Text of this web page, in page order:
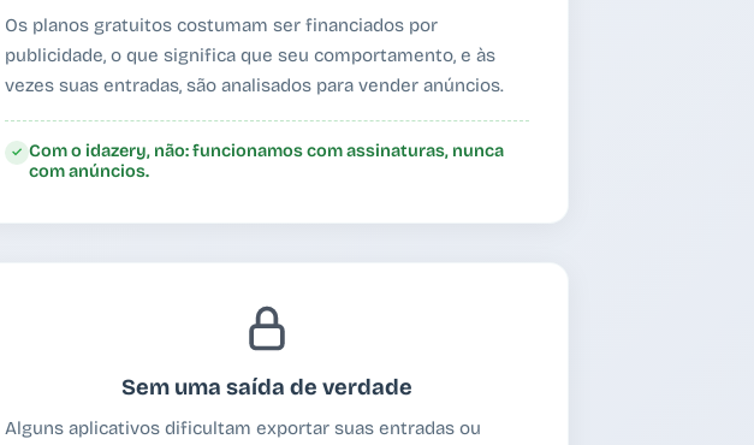
Os planos gratuitos costumam ser financiados por
publicidade, o que significa que seu comportamento, e às
vezes suas entradas, são analisados para vender anúncios.
✓ Com o idazery, não: funcionamos com assinaturas, nunca
com anúncios.
Sem uma saída de verdade
Alguns aplicativos dificultam exportar suas entradas ou